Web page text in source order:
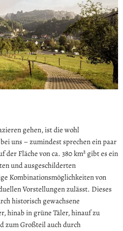
gehen, ist die wohl
uns – zumindest sprechen ein paar
der Fläche von ca. 380 km² gibt es ein
und ausgeschilderten
Kombinationsmöglichkeiten von
Vorstellungen zulässt. Dieses
historisch gewachsene
hinab in grüne Täler, hinauf zu
zum Großteil auch durch